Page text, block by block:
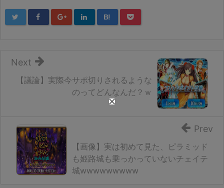
B!
【議論】実際今サポ切りされるような
のってどんなんだ？ｗ
Next
【画像】実は初めて見た、ピラミッド
も姫路城も乗っかっていないチェイテ
城wwwwwwwww
Prev